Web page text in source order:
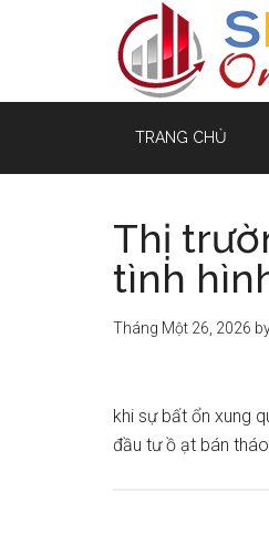
TRANG CHỦ
Thị
tình
Tháng Một 26, 2026
khi sự bất ổn xung
đầu tư ồ ạt bán